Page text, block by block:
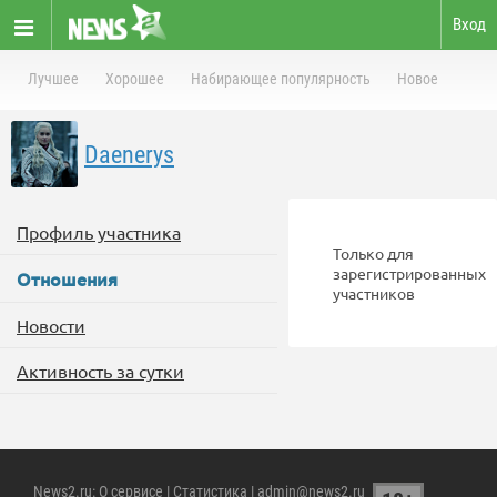
Вход
Лучшее Хорошее Набирающее популярность Новое
Daenerys
Профиль участника
Отношения
Новости
Активность за сутки
Только для
зарегистрированных
участников
News2.ru: О сервисе | Статистика | admin@news2.ru